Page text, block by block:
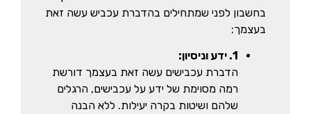
בחשבון לפני שמתחילים בהדברת עכביש עשה זאת
בעצמך:
1. ידע וניסיון:
הדברת עכבישים עשה זאת בעצמך דורשת
רמה מסוימת של ידע על עכבישים, הרגלים
שלהם ושיטות בקרה יעילות. ללא הבנה